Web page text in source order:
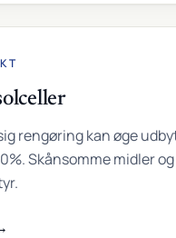
rengøring kan øge
Skånsomme midler og